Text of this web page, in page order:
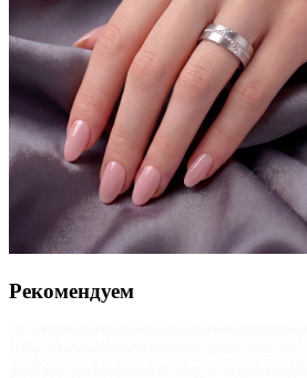
Рекомендуем